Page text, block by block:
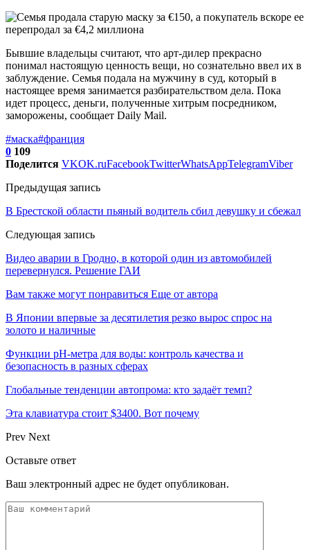
Бывшие владельцы считают, что арт-дилер прекрасно
понимал настоящую ценность вещи, но сознательно ввел их в
заблуждение. Семья подала на мужчину в суд, который в
настоящее время занимается разбирательством дела. Пока
идет процесс, деньги, полученные хитрым посредником,
заморожены, сообщает Daily Mail.
#маска#франция
0 109
Поделится VKOK.ruFacebookTwitterWhatsAppTelegramViber
Предыдущая запись
В Брестской области пьяный водитель сбил девушку и сбежал
Следующая запись
Видео аварии в Гродно, в которой один из автомобилей
перевернулся. Решение ГАИ
Вам также могут понравиться Еще от автора
В Японии впервые за десятилетия резко вырос спрос на
золото и наличные
Функции pH-метра для воды: контроль качества и
безопасность в разных сферах
Глобальные тенденции автопрома: кто задаёт темп?
Эта клавиатура стоит $3400. Вот почему
Prev Next
Оставьте ответ
Ваш электронный адрес не будет опубликован.